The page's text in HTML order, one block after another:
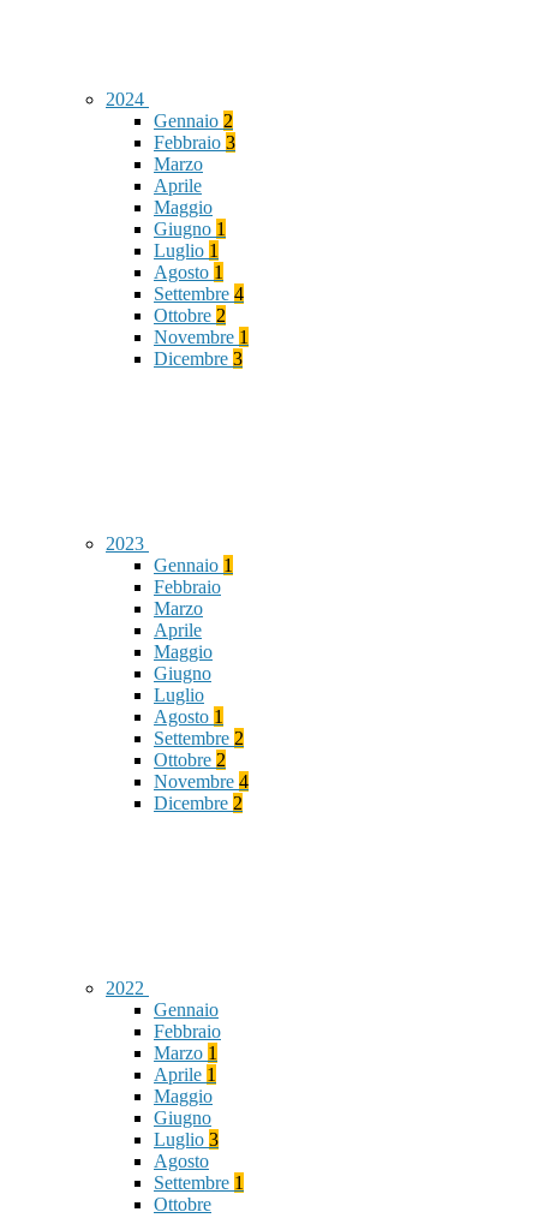
2024
Gennaio 2
Febbraio 3
Marzo
Aprile
Maggio
Giugno 1
Luglio 1
Agosto 1
Settembre 4
Ottobre 2
Novembre 1
Dicembre 3
2023
Gennaio 1
Febbraio
Marzo
Aprile
Maggio
Giugno
Luglio
Agosto 1
Settembre 2
Ottobre 2
Novembre 4
Dicembre 2
2022
Gennaio
Febbraio
Marzo 1
Aprile 1
Maggio
Giugno
Luglio 3
Agosto
Settembre 1
Ottobre